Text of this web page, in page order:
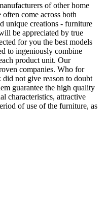
of other home
come across both
unique creations - furniture
be appreciated by true
for you the best models
to ingeniously combine
product unit. Our
companies. Who for
not give reason to doubt
guarantee the high quality
characteristics, attractive
of use of the furniture, as